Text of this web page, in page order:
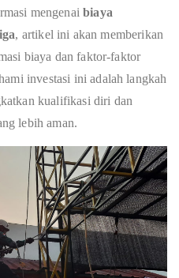
mengenaibiaya
, artikel ini akan memberikan
biaya dan faktor-faktor
investasi ini adalah langkah
kualifikasi diri dan
lebih aman.